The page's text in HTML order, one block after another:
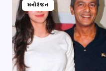
મનોરંજન